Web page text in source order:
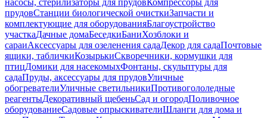
насосы, стерилизаторы для прудовКомпрессоры для
прудовСтанции биологической очисткиЗапчасти и
комплектующие для оборудованияБлагоустройство
участкаДачные домаБеседкиБаниХозблоки и
сараиАксессуары для озеленения садаДекор для садаПочтовые
ящики, табличкиКозырькиСкворечники, кормушки для
птицДомики для насекомыхФонтаны, скульптуры для
садаПруды, аксессуары для прудовУличные
обогревателиУличные светильникиПротивогололедные
реагентыДекоративный щебеньСад и огородПоливочное
оборудованиеСадовые опрыскивателиШланги для дома и